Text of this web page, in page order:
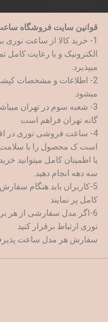
قوانین سایت فروشگاه
1- خرید کالا از ساعت نوری
الکترونیک و با رعایت
میپذیرد.
2- اطلاعات و مشخصات کپشن
میشود.
گانه تهران فراهم است
4- ساعت فروشی نوری در
است ک محصول را با سلامت
با اطمینان کامل میتوانید
سه دهه انجام دهید.
5-کاربران باید هنگام
کامل پر نمایند
6-اگر مدل سفارشی از هر
نوری ارتباط برقرار کنید
سفارش هر مدل ساعت